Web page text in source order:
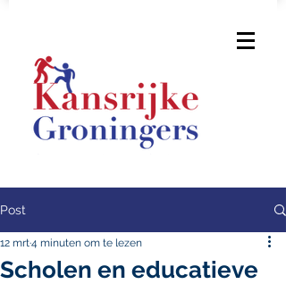
Post
Scholen en educatieve
12 mrt4 minuten om te lezen